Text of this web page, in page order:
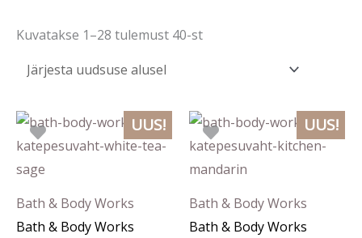
Kuvatakse 1–28 tulemust 40-st
UUS!
Bath & Body Works
Bath & Body Works
UUS!
Bath & Body Works
Bath & Body Works